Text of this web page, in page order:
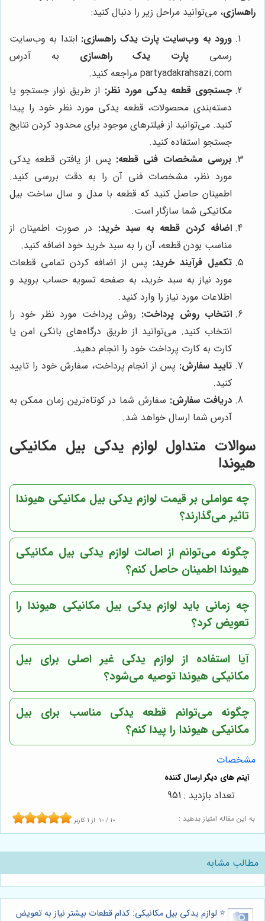
راهسازی، می‌توانید مراحل زیر را دنبال کنید:
ورود به وب‌سایت پارت یدک راهسازی: ابتدا به وب‌سایت
رسمی پارت یدک راهسازی به آدرس
partyadakrahsazi.com مراجعه کنید.
جستجوی قطعه یدکی مورد نظر: از طریق نوار جستجو یا
دسته‌بندی محصولات، قطعه یدکی مورد نظر خود را پیدا
کنید. می‌توانید از فیلترهای موجود برای محدود کردن نتایج
جستجو استفاده کنید.
بررسی مشخصات فنی قطعه: پس از یافتن قطعه یدکی
مورد نظر، مشخصات فنی آن را به دقت بررسی کنید.
اطمینان حاصل کنید که قطعه با مدل و سال ساخت بیل
مکانیکی شما سازگار است.
اضافه کردن قطعه به سبد خرید: در صورت اطمینان از
مناسب بودن قطعه، آن را به سبد خرید خود اضافه کنید.
تکمیل فرآیند خرید: پس از اضافه کردن تمامی قطعات
مورد نیاز به سبد خرید، به صفحه تسویه حساب بروید و
اطلاعات مورد نیاز را وارد کنید.
انتخاب روش پرداخت: روش پرداخت مورد نظر خود را
انتخاب کنید. می‌توانید از طریق درگاه‌های بانکی امن یا
کارت به کارت پرداخت خود را انجام دهید.
تایید سفارش: پس از انجام پرداخت، سفارش خود را تایید
کنید.
دریافت سفارش: سفارش شما در کوتاه‌ترین زمان ممکن به
آدرس شما ارسال خواهد شد.
سوالات متداول لوازم یدکی بیل مکانیکی
هیوندا
چه عواملی بر قیمت لوازم یدکی بیل مکانیکی هیوندا
تاثیر می‌گذارند؟
چگونه می‌توانم از اصالت لوازم یدکی بیل مکانیکی
هیوندا اطمینان حاصل کنم؟
چه زمانی باید لوازم یدکی بیل مکانیکی هیوندا را
تعویض کرد؟
آیا استفاده از لوازم یدکی غیر اصلی برای بیل
مکانیکی هیوندا توصیه می‌شود؟
چگونه می‌توانم قطعه یدکی مناسب برای بیل
مکانیکی هیوندا را پیدا کنم؟
مشخصات
به این مقاله امتیاز بدهید : 10 / 10 از 1 کاربر
تعداد بازدید : 951
مطالب مشابه
⭐️ لوازم یدکی بیل مکانیکی: کدام قطعات بیشتر نیاز به تعویض